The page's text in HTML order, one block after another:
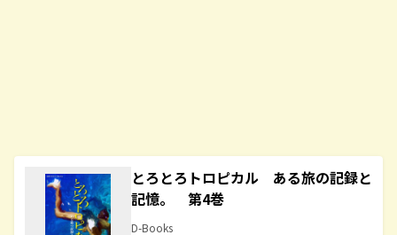
とろとろトロピカル ある旅の記録と
記憶。 第4巻
D-Books